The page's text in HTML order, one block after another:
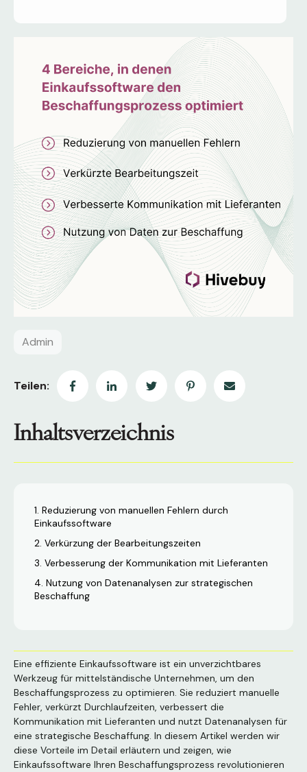
Admin
Teilen:
Inhaltsverzeichnis
Reduzierung von manuellen Fehlern durch
Einkaufssoftware
Verkürzung der Bearbeitungszeiten
Verbesserung der Kommunikation mit Lieferanten
Nutzung von Datenanalysen zur strategischen
Beschaffung
Eine effiziente Einkaufssoftware ist ein unverzichtbares
Werkzeug für mittelständische Unternehmen, um den
Beschaffungsprozess zu optimieren. Sie reduziert manuelle
Fehler, verkürzt Durchlaufzeiten, verbessert die
Kommunikation mit Lieferanten und nutzt Datenanalysen für
eine strategische Beschaffung. In diesem Artikel werden wir
diese Vorteile im Detail erläutern und zeigen, wie
Einkaufssoftware Ihren Beschaffungsprozess revolutionieren